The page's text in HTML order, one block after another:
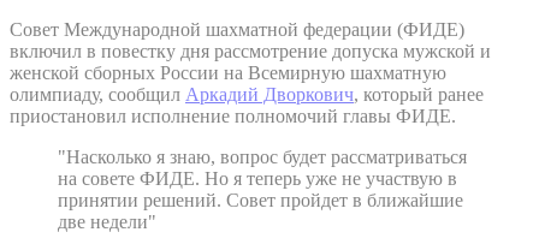
Совет Международной шахматной федерации (ФИДЕ)
включил в повестку дня рассмотрение допуска мужской и
женской сборных России на Всемирную шахматную
олимпиаду, сообщил Аркадий Дворкович, который ранее
приостановил исполнение полномочий главы ФИДЕ.
"Насколько я знаю, вопрос будет рассматриваться
на совете ФИДЕ. Но я теперь уже не участвую в
принятии решений. Совет пройдет в ближайшие
две недели"